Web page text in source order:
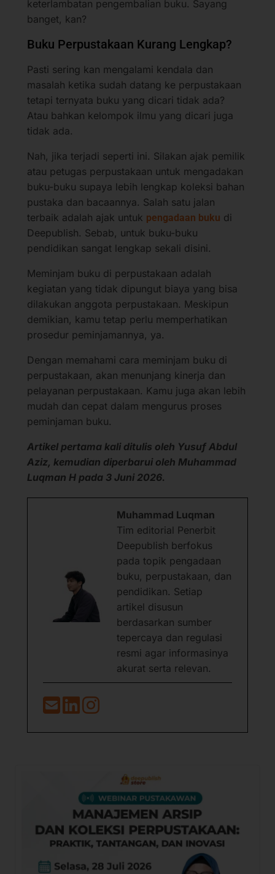
keterlambatan pengembalian buku. Sayang
banget, kan?
Buku Perpustakaan Kurang Lengkap?
Pasti sering kan mengalami kendala dan
masalah ketika sudah datang ke perpustakaan
tetapi ternyata buku yang dicari tidak ada?
Atau bahkan kelompok ilmu yang dicari juga
tidak ada.
Nah, jika terjadi seperti ini. Silakan ajak pemilik
atau petugas perpustakaan untuk mengadakan
buku-buku supaya lebih lengkap koleksi bahan
pustaka dan bacaannya. Salah satu jalan
terbaik adalah ajak untuk pengadaan buku di
Deepublish. Sebab, untuk buku-buku
pendidikan sangat lengkap sekali disini.
Meminjam buku di perpustakaan adalah
kegiatan yang tidak dipungut biaya yang bisa
dilakukan anggota perpustakaan. Meskipun
demikian, kamu tetap perlu memperhatikan
prosedur peminjamannya, ya.
Dengan memahami cara meminjam buku di
perpustakaan, akan menunjang kinerja dan
pelayanan perpustakaan. Kamu juga akan lebih
mudah dan cepat dalam mengurus proses
peminjaman buku.
Artikel pertama kali ditulis oleh Yusuf Abdul
Aziz, kemudian diperbarui oleh Muhammad
Luqman H pada 3 Juni 2026.
Muhammad Luqman
Tim editorial Penerbit
Deepublish berfokus
pada topik pengadaan
buku, perpustakaan, dan
pendidikan. Setiap
artikel disusun
berdasarkan sumber
tepercaya dan regulasi
resmi agar informasinya
akurat serta relevan.